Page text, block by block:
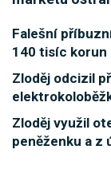
Falešní
140 tisíc korun
Zloděj odcizil
Zloděj využil
peněženku a z